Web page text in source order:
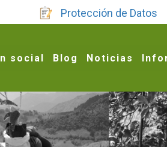
Protección de Datos
social Blog Noticias
relacionamiento de la familia,